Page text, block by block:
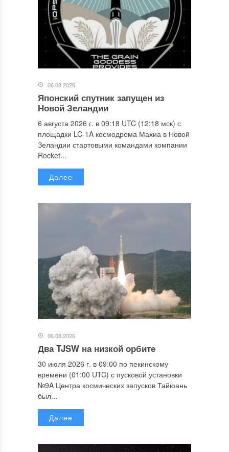
06.08.2026
Японский спутник запущен из
Новой Зеландии
6 августа 2026 г. в 09:18 UTC (12:18 мск) с
площадки LC-1A космодрома Махиа в Новой
Зеландии стартовыми командами компании
Rocket...
Далее
06.08.2026
Два TJSW на низкой орбите
30 июля 2026 г. в 09:00 по пекинскому
времени (01:00 UTC) с пусковой установки
№9A Центра космических запусков Тайюань
был...
Далее